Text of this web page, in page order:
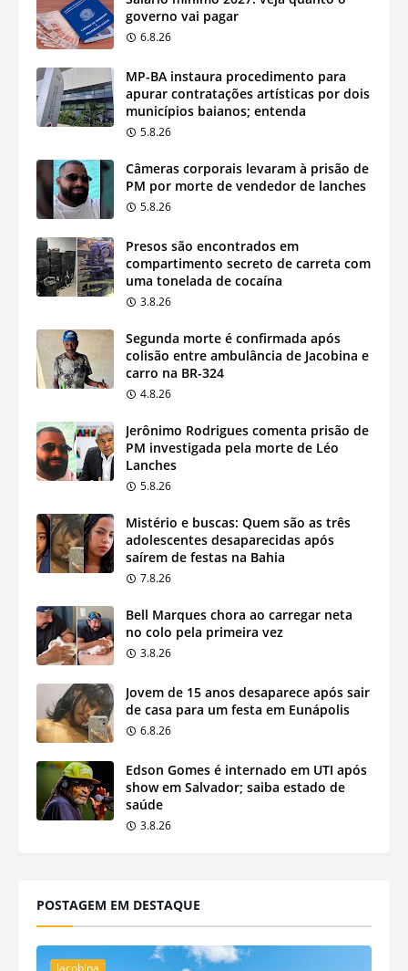
governo vai pagar
6.8.26
MP-BA instaura procedimento para
apurar contratações artísticas por dois
municípios baianos; entenda
5.8.26
Câmeras corporais levaram à prisão de
PM por morte de vendedor de lanches
5.8.26
Presos são encontrados em
compartimento secreto de carreta com
uma tonelada de cocaína
3.8.26
Segunda morte é confirmada após
colisão entre ambulância de Jacobina e
carro na BR-324
4.8.26
Jerônimo Rodrigues comenta prisão de
PM investigada pela morte de Léo
Lanches
5.8.26
Mistério e buscas: Quem são as três
adolescentes desaparecidas após
saírem de festas na Bahia
7.8.26
Bell Marques chora ao carregar neta
no colo pela primeira vez
3.8.26
Jovem de 15 anos desaparece após sair
de casa para um festa em Eunápolis
6.8.26
Edson Gomes é internado em UTI após
show em Salvador; saiba estado de
saúde
3.8.26
POSTAGEM EM DESTAQUE
Jacobina